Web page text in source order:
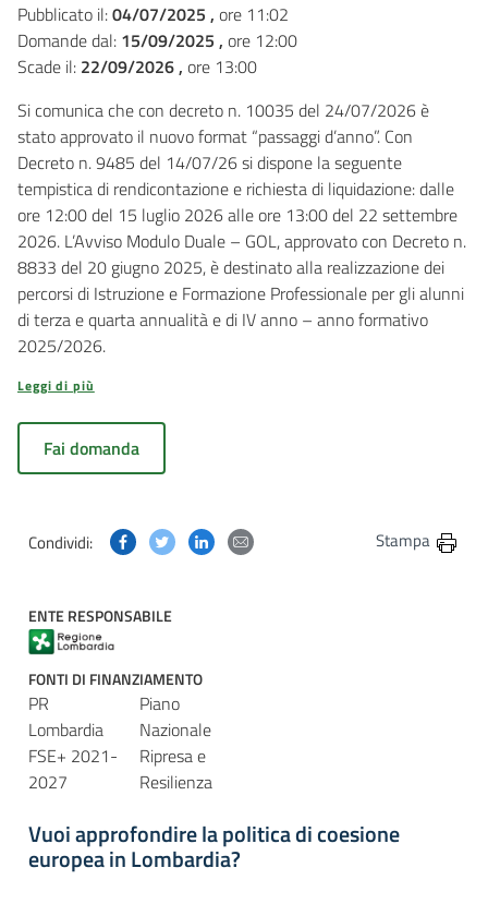
Pubblicato il:04/07/2025 , ore 11:02
Domande dal: 15/09/2025 , ore 12:00
Scade il: 22/09/2026 , ore 13:00
Si comunica che con decreto n. 10035 del 24/07/2026 è
stato approvato il nuovo format “passaggi d’anno”. Con
Decreto n. 9485 del 14/07/26 si dispone la seguente
tempistica di rendicontazione e richiesta di liquidazione: dalle
ore 12:00 del 15 luglio 2026 alle ore 13:00 del 22 settembre
2026. L’Avviso Modulo Duale – GOL, approvato con Decreto n.
8833 del 20 giugno 2025, è destinato alla realizzazione dei
percorsi di Istruzione e Formazione Professionale per gli alunni
di terza e quarta annualità e di IV anno – anno formativo
2025/2026.
Leggi di più
Fai domanda
Condividi: Condividi questa pagina su Facebook
Condividi questa pagina su Twitter
Condividi questa pagina su Linkedin
Condividi questa pagina via
Stampa
ENTE RESPONSABILE
FONTI DI FINANZIAMENTO
PR
Lombardia
FSE+ 2021-
2027
Piano
Nazionale
Ripresa e
Resilienza
Vuoi approfondire la politica di coesione
europea in Lombardia?